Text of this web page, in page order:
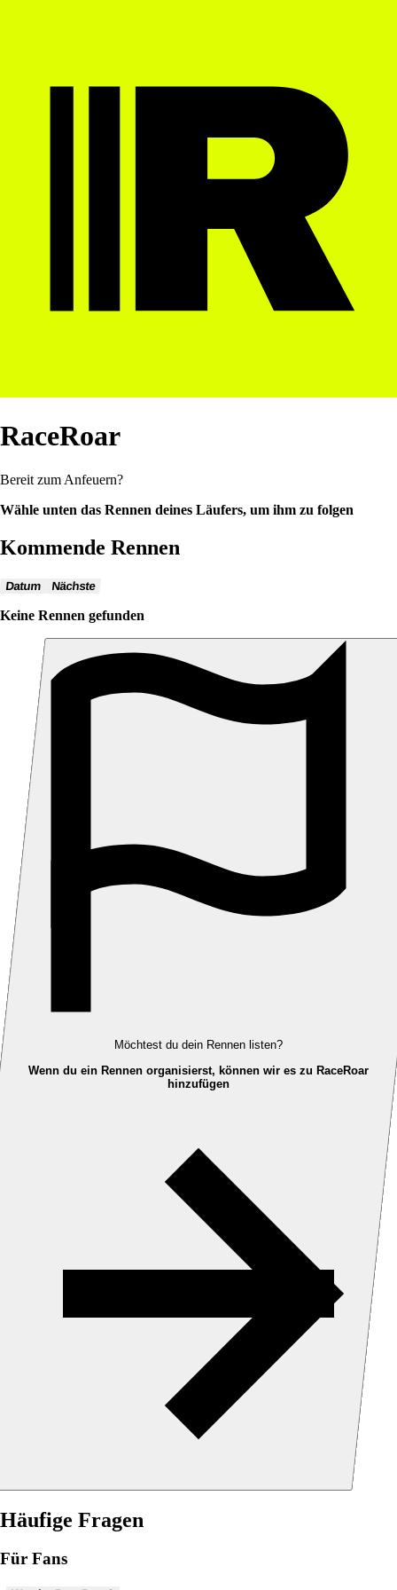
RaceRoar
Bereit zum Anfeuern?
Wähle unten das Rennen deines Läufers, um ihm zu folgen
Kommende Rennen
Datum Nächste
Keine Rennen gefunden
Möchtest du dein Rennen listen?
Wenn du ein Rennen organisierst, können wir es zu RaceRoar
hinzufügen
Häufige Fragen
Für Fans